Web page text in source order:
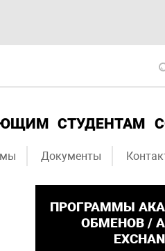
СТУДЕНТАМ
Документы
ПРОГРАММЫ
ОБМЕНОВ /